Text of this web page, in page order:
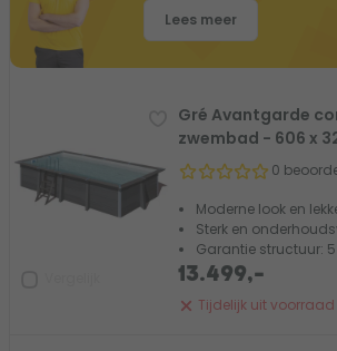
Gré Avantgarde
zwembad - 606 x
0
Moderne look en
Sterk en
Garantie structuur:
Tijdelijk uit voorraad
13.499,-
Lees meer